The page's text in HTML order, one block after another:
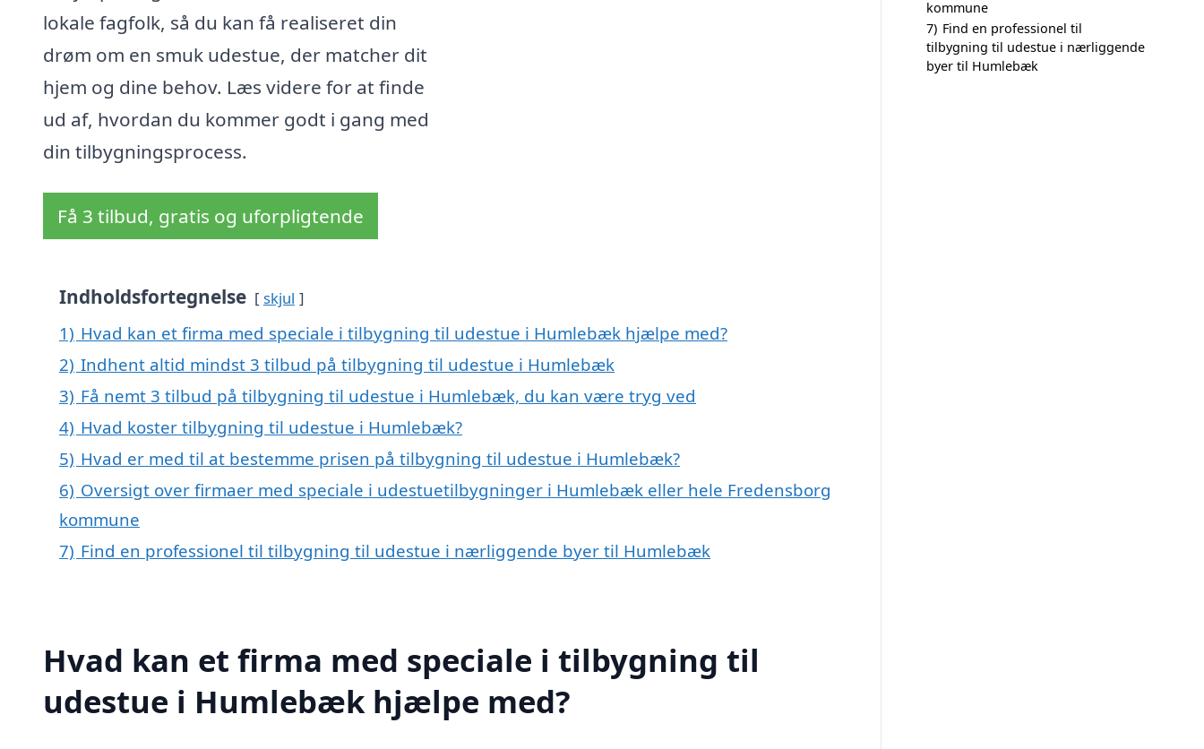
lokale fagfolk, så du kan få realiseret din
drøm om en smuk udestue, der matcher dit
hjem og dine behov. Læs videre for at finde
ud af, hvordan du kommer godt i gang med
din tilbygningsprocess.
Få 3 tilbud, gratis og uforpligtende
Indholdsfortegnelse skjul
1) Hvad kan et firma med speciale i tilbygning til udestue i Humlebæk hjælpe med?
2) Indhent altid mindst 3 tilbud på tilbygning til udestue i Humlebæk
3) Få nemt 3 tilbud på tilbygning til udestue i Humlebæk, du kan være tryg ved
4) Hvad koster tilbygning til udestue i Humlebæk?
5) Hvad er med til at bestemme prisen på tilbygning til udestue i Humlebæk?
6) Oversigt over firmaer med speciale i udestuetilbygninger i Humlebæk eller hele Fredensborg
kommune
7) Find en professionel til tilbygning til udestue i nærliggende byer til Humlebæk
Hvad kan et firma med speciale i tilbygning til
udestue i Humlebæk hjælpe med?
kommune
7) Find en professionel til
tilbygning til udestue i nærliggende
byer til Humlebæk